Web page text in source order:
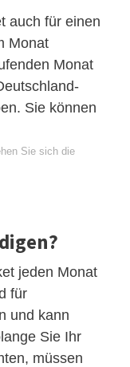
auch für einen
Monat
Monat
Sie können
Sie sich die
jeden Monat
für
und kann
Sie Ihr
müssen